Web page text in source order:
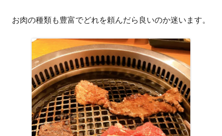
お肉の種類も豊富でどれを頼んだら良いのか迷います。